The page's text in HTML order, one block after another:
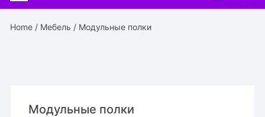
Home / Мебель / Модульные полки
Модульные полки